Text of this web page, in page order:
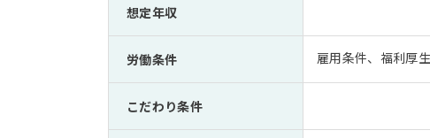
想定年収
労働条件 雇用条件、福利厚
こだわり条件